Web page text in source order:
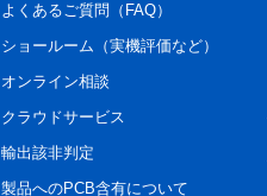
よくあるご質問（FAQ）
ショールーム（実機評価など）
オンライン相談
クラウドサービス
輸出該非判定
製品へのPCB含有について